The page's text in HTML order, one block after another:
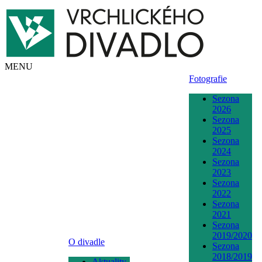
MENU
O divadle
Fotografie
Sezona
2026
Sezona
2025
Sezona
2024
Sezona
2023
Sezona
2022
Sezona
2021
Sezona
2019/2020
Sezona
2018/2019